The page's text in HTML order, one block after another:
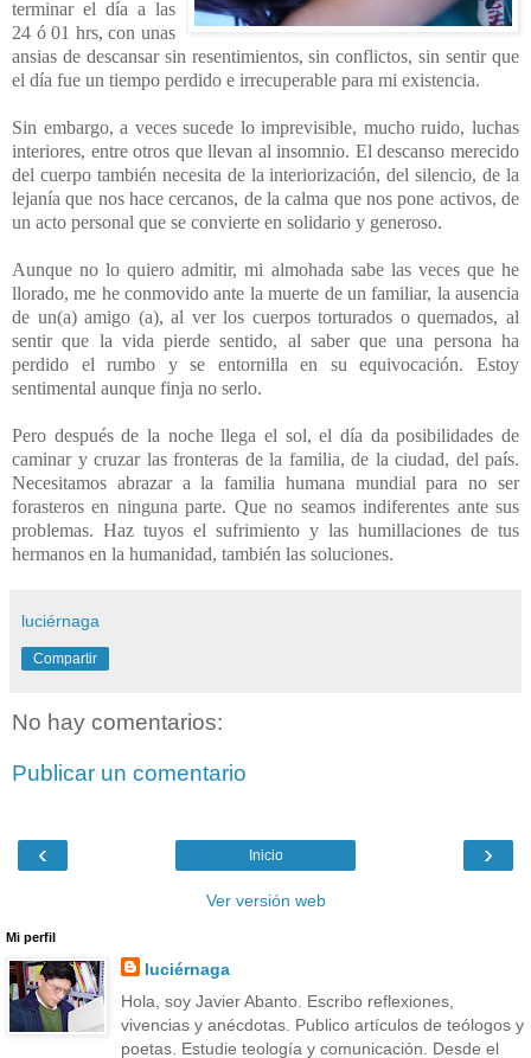
terminar el día a las
24 ó 01 hrs, con unas
ansias de descansar sin resentimientos, sin conflictos, sin sentir que
el día fue un tiempo perdido e irrecuperable para mi existencia.
Sin embargo, a veces sucede lo imprevisible, mucho ruido, luchas
interiores, entre otros que llevan al insomnio. El descanso merecido
del cuerpo también necesita de la interiorización, del silencio, de la
lejanía que nos hace cercanos, de la calma que nos pone activos, de
un acto personal que se convierte en solidario y generoso.
Aunque no lo quiero admitir, mi almohada sabe las veces que he
llorado, me he conmovido ante la muerte de un familiar, la ausencia
de un(a) amigo (a), al ver los cuerpos torturados o quemados, al
sentir que la vida pierde sentido, al saber que una persona ha
perdido el rumbo y se entornilla en su equivocación. Estoy
sentimental aunque finja no serlo.
Pero después de la noche llega el sol, el día da posibilidades de
caminar y cruzar las fronteras de la familia, de la ciudad, del país.
Necesitamos abrazar a la familia humana mundial para no ser
forasteros en ninguna parte. Que no seamos indiferentes ante sus
problemas. Haz tuyos el sufrimiento y las humillaciones de tus
hermanos en la humanidad, también las soluciones.
luciérnaga
Compartir
No hay comentarios:
Publicar un comentario
‹ ›
Inicio
Ver versión web
Mi perfil
luciérnaga
Hola, soy Javier Abanto. Escribo reflexiones,
vivencias y anécdotas. Publico artículos de teólogos y
poetas. Estudie teología y comunicación. Desde el